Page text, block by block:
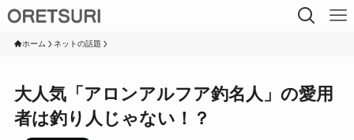
ホーム ネットの話題
大人気「アロンアルフア釣名人」の愛用
者は釣り人じゃない！？